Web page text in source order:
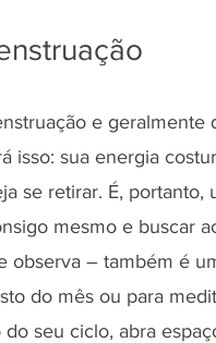
e geralmente
isso: sua energia
se retirar. É, portanto,
mesmo e buscar
observa – também é
do mês ou para
seu ciclo, abra